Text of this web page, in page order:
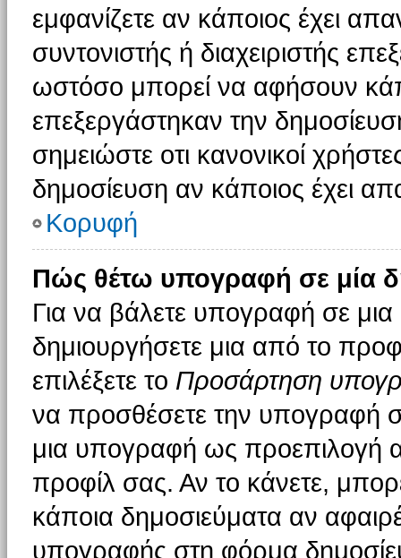
εμφανίζετε αν κάποιος έχει
συντονιστής ή διαχειριστής
ωστόσο μπορεί να αφήσουν
επεξεργάστηκαν την
σημειώστε οτι κανονικοί
δημοσίευση αν κάποιος έχει
Κορυφή
Πώς θέτω υπογραφή σε μία
Για να βάλετε υπογραφή σε
δημιουργήσετε μια από το
επιλέξετε το Προσάρτηση
να προσθέσετε την υπογραφή
μια υπογραφή ως προεπιλογή
προφίλ σας. Αν το κάνετε,
κάποια δημοσιεύματα αν
υπογραφής στη φόρμα